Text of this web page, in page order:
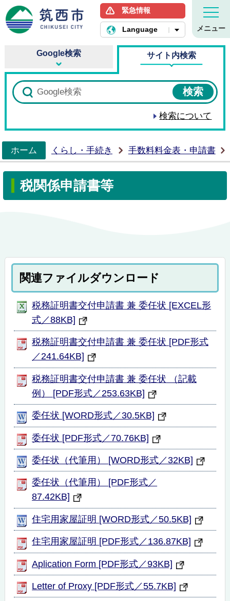
筑西市ホームページ
緊急情報
Language メニュー
Google検索 サイト内検索
検索について
ホーム
くらし・手続き 手数料料金表・申請書
税関係申請書等
関連ファイルダウンロード
税務証明書交付申請書 兼 委任状 [EXCEL形
式／88KB]
税務証明書交付申請書 兼 委任状 [PDF形式
／241.64KB]
税務証明書交付申請書 兼 委任状 （記載
例） [PDF形式／253.63KB]
委任状 [WORD形式／30.5KB]
委任状 [PDF形式／70.76KB]
委任状（代筆用） [WORD形式／32KB]
委任状（代筆用） [PDF形式／
87.42KB]
住宅用家屋証明 [WORD形式／50.5KB]
住宅用家屋証明 [PDF形式／136.87KB]
Aplication Form [PDF形式／93KB]
Letter of Proxy [PDF形式／55.7KB]